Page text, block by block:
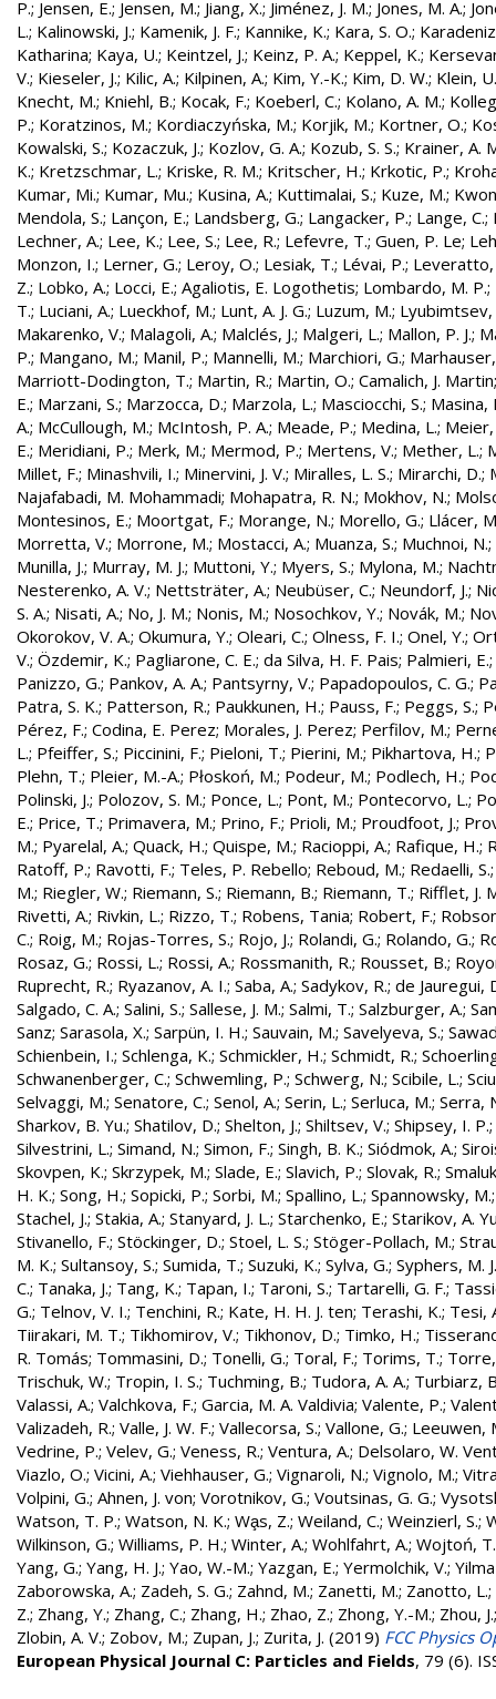
P.; Jensen, E.; Jensen, M.; Jiang, X.; Jiménez, J. M.; Jones, M. A.;
L.; Kalinowski, J.; Kamenik, J. F.; Kannike, K.; Kara, S. O.;
Katharina; Kaya, U.; Keintzel, J.; Keinz, P. A.; Keppel, K.;
V.; Kieseler, J.; Kilic, A.; Kilpinen, A.; Kim, Y.-K.; Kim, D. W.; Klein, U.
Knecht, M.; Kniehl, B.; Kocak, F.; Koeberl, C.; Kolano, A. M.;
P.; Koratzinos, M.; Kordiaczyńska, M.; Korjik, M.; Kortner, O.;
Kowalski, S.; Kozaczuk, J.; Kozlov, G. A.; Kozub, S. S.; Krainer, A.
K.; Kretzschmar, L.; Kriske, R. M.; Kritscher, H.; Krkotic, P.;
Kumar, Mi.; Kumar, Mu.; Kusina, A.; Kuttimalai, S.; Kuze, M.;
Mendola, S.; Lançon, E.; Landsberg, G.; Langacker, P.; Lange, C.;
Lechner, A.; Lee, K.; Lee, S.; Lee, R.; Lefevre, T.; Guen, P. Le;
Monzon, I.; Lerner, G.; Leroy, O.; Lesiak, T.; Lévai, P.; Leveratto,
Z.; Lobko, A.; Locci, E.; Agaliotis, E. Logothetis; Lombardo, M. P.;
T.; Luciani, A.; Lueckhof, M.; Lunt, A. J. G.; Luzum, M.; Lyubimtsev,
Makarenko, V.; Malagoli, A.; Malclés, J.; Malgeri, L.; Mallon, P. J.;
P.; Mangano, M.; Manil, P.; Mannelli, M.; Marchiori, G.;
Marriott-Dodington, T.; Martin, R.; Martin, O.; Camalich, J. Martin
E.; Marzani, S.; Marzocca, D.; Marzola, L.; Masciocchi, S.; Masina,
A.; McCullough, M.; McIntosh, P. A.; Meade, P.; Medina, L.; Meier,
E.; Meridiani, P.; Merk, M.; Mermod, P.; Mertens, V.; Mether, L.;
Millet, F.; Minashvili, I.; Minervini, J. V.; Miralles, L. S.; Mirarchi, D.;
Najafabadi, M. Mohammadi; Mohapatra, R. N.; Mokhov, N.;
Montesinos, E.; Moortgat, F.; Morange, N.; Morello, G.; Llácer,
Morretta, V.; Morrone, M.; Mostacci, A.; Muanza, S.; Muchnoi, N.;
Munilla, J.; Murray, M. J.; Muttoni, Y.; Myers, S.; Mylona, M.;
Nesterenko, A. V.; Nettsträter, A.; Neubüser, C.; Neundorf, J.;
S. A.; Nisati, A.; No, J. M.; Nonis, M.; Nosochkov, Y.; Novák, M.;
Okorokov, V. A.; Okumura, Y.; Oleari, C.; Olness, F. I.; Onel, Y.;
V.; Özdemir, K.; Pagliarone, C. E.; da Silva, H. F. Pais; Palmieri, E.;
Panizzo, G.; Pankov, A. A.; Pantsyrny, V.; Papadopoulos, C. G.;
Patra, S. K.; Patterson, R.; Paukkunen, H.; Pauss, F.; Peggs, S.;
Pérez, F.; Codina, E. Perez; Morales, J. Perez; Perfilov, M.;
L.; Pfeiffer, S.; Piccinini, F.; Pieloni, T.; Pierini, M.; Pikhartova, H.;
Plehn, T.; Pleier, M.-A.; Płoskoń, M.; Podeur, M.; Podlech, H.;
Polinski, J.; Polozov, S. M.; Ponce, L.; Pont, M.; Pontecorvo, L.;
E.; Price, T.; Primavera, M.; Prino, F.; Prioli, M.; Proudfoot, J.;
M.; Pyarelal, A.; Quack, H.; Quispe, M.; Racioppi, A.; Rafique, H.;
Ratoff, P.; Ravotti, F.; Teles, P. Rebello; Reboud, M.; Redaelli, S.
M.; Riegler, W.; Riemann, S.; Riemann, B.; Riemann, T.; Rifflet, J.
Rivetti, A.; Rivkin, L.; Rizzo, T.; Robens, Tania; Robert, F.;
C.; Roig, M.; Rojas-Torres, S.; Rojo, J.; Rolandi, G.; Rolando, G.;
Rosaz, G.; Rossi, L.; Rossi, A.; Rossmanith, R.; Rousset, B.;
Ruprecht, R.; Ryazanov, A. I.; Saba, A.; Sadykov, R.; de Jauregui,
Salgado, C. A.; Salini, S.; Sallese, J. M.; Salmi, T.; Salzburger, A.;
Sanz; Sarasola, X.; Sarpün, I. H.; Sauvain, M.; Savelyeva, S.;
Schienbein, I.; Schlenga, K.; Schmickler, H.; Schmidt, R.;
Schwanenberger, C.; Schwemling, P.; Schwerg, N.; Scibile, L.;
Selvaggi, M.; Senatore, C.; Senol, A.; Serin, L.; Serluca, M.; Serra,
Sharkov, B. Yu.; Shatilov, D.; Shelton, J.; Shiltsev, V.; Shipsey, I. P.;
Silvestrini, L.; Simand, N.; Simon, F.; Singh, B. K.; Siódmok, A.;
Skovpen, K.; Skrzypek, M.; Slade, E.; Slavich, P.; Slovak, R.;
H. K.; Song, H.; Sopicki, P.; Sorbi, M.; Spallino, L.; Spannowsky, M.
Stachel, J.; Stakia, A.; Stanyard, J. L.; Starchenko, E.; Starikov, A.
Stivanello, F.; Stöckinger, D.; Stoel, L. S.; Stöger-Pollach, M.;
M. K.; Sultansoy, S.; Sumida, T.; Suzuki, K.; Sylva, G.; Syphers, M. J.
C.; Tanaka, J.; Tang, K.; Tapan, I.; Taroni, S.; Tartarelli, G. F.;
G.; Telnov, V. I.; Tenchini, R.; Kate, H. H. J. ten; Terashi, K.; Tesi,
Tiirakari, M. T.; Tikhomirov, V.; Tikhonov, D.; Timko, H.;
R. Tomás; Tommasini, D.; Tonelli, G.; Toral, F.; Torims, T.;
Trischuk, W.; Tropin, I. S.; Tuchming, B.; Tudora, A. A.; Turbiarz,
Valassi, A.; Valchkova, F.; Garcia, M. A. Valdivia; Valente, P.;
Valizadeh, R.; Valle, J. W. F.; Vallecorsa, S.; Vallone, G.; Leeuwen,
Vedrine, P.; Velev, G.; Veness, R.; Ventura, A.; Delsolaro, W.
Viazlo, O.; Vicini, A.; Viehhauser, G.; Vignaroli, N.; Vignolo, M.;
Volpini, G.; Ahnen, J. von; Vorotnikov, G.; Voutsinas, G. G.;
Watson, T. P.; Watson, N. K.; Wa̧s, Z.; Weiland, C.; Weinzierl, S.;
Wilkinson, G.; Williams, P. H.; Winter, A.; Wohlfahrt, A.; Wojtoń, T.
Yang, G.; Yang, H. J.; Yao, W.-M.; Yazgan, E.; Yermolchik, V.;
Zaborowska, A.; Zadeh, S. G.; Zahnd, M.; Zanetti, M.; Zanotto, L.;
Z.; Zhang, Y.; Zhang, C.; Zhang, H.; Zhao, Z.; Zhong, Y.-M.; Zhou, J.
Zlobin, A. V.; Zobov, M.; Zupan, J.; Zurita, J. (2019) FCC Physics
European Physical Journal C: Particles and Fields, 79 (6).